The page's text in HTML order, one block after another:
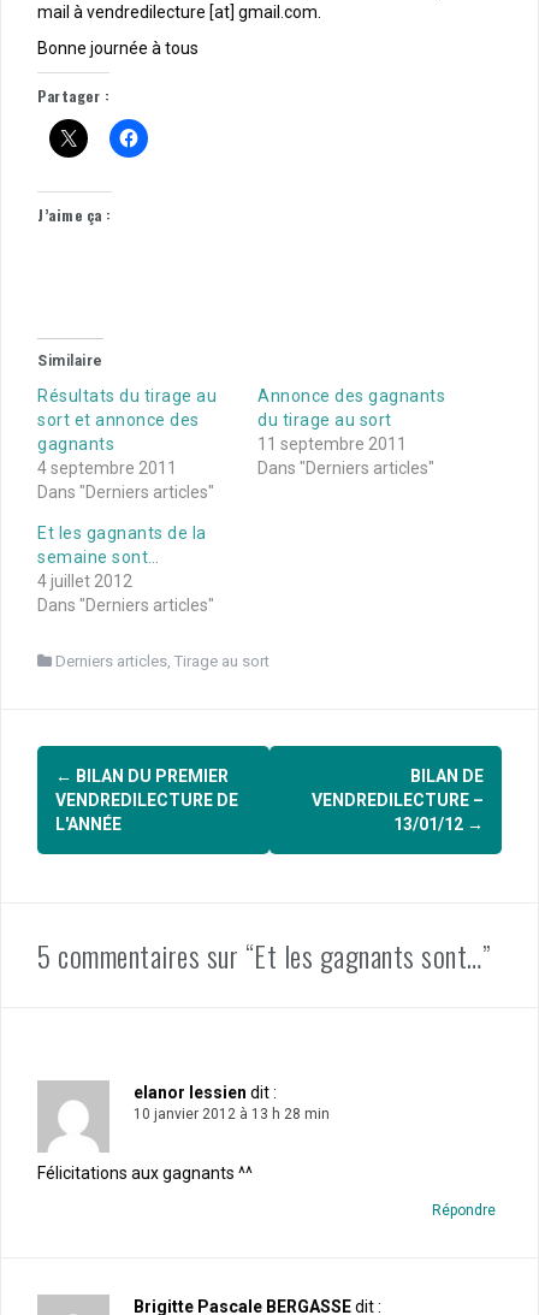
mail à vendredilecture [at] gmail.com.
Bonne journée à tous
Partager :
J’aime ça :
Similaire
Résultats du tirage au
sort et annonce des
gagnants
4 septembre 2011
Dans "Derniers articles"
Annonce des gagnants
du tirage au sort
11 septembre 2011
Dans "Derniers articles"
Et les gagnants de la
semaine sont…
4 juillet 2012
Dans "Derniers articles"
Derniers articles Tirage au sort
Navigation
d'article
← BILAN DU PREMIER
VENDREDILECTURE DE
L'ANNÉE
BILAN DE
VENDREDILECTURE –
13/01/12 →
5 commentaires sur “Et les gagnants sont…”
elanor lessien dit :
10 janvier 2012 à 13 h 28 min
Félicitations aux gagnants ^^
Répondre
Brigitte Pascale BERGASSEdit :